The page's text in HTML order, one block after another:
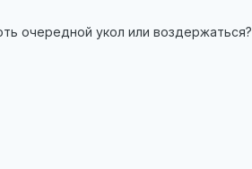
очередной укол или воздержаться?